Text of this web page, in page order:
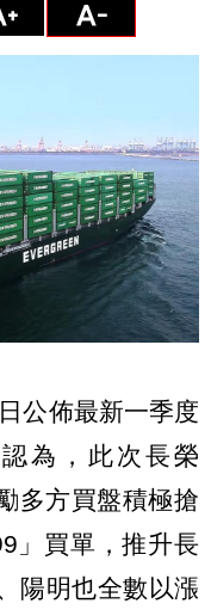
公佈最新一季度
為，此次長榮
多方買盤積極搶
」買單，推升長
陽明也全數以漲